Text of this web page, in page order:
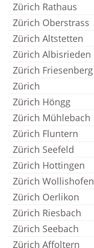
Zürich Rathaus
Zürich Oberstrass
Zürich Altstetten
Zürich Albisrieden
Zürich Friesenberg
Zürich
Zürich Höngg
Zürich Mühlebach
Zürich Fluntern
Zürich Seefeld
Zürich Hottingen
Zürich Wollishofen
Zürich Oerlikon
Zürich Riesbach
Zürich Seebach
Zürich Affoltern